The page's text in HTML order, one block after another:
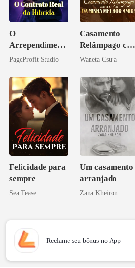
O
Arrependiment
o do Alfa: O
da Híbrida
PageProfit Studio
Casamento
Relâmpago com
o Pai da Minha
Waneta Csuja
Felicidade para
sempre
Sea Tease
Um casamento
arranjado
Zana Kheiron
Reclame seu bônus no App